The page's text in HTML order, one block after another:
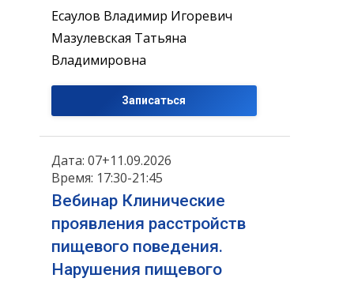
Есаулов Владимир Игоревич
Мазулевская Татьяна
Владимировна
Записаться
Дата: 07+11.09.2026
Время: 17:30-21:45
Вебинар Клинические
проявления расстройств
пищевого поведения.
Нарушения пищевого